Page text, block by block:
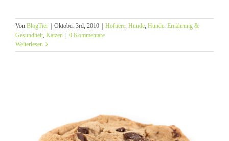
Von BlogTier Oktober 3rd, 2010 Hoftiere, Hunde, Hunde: Ernährung &
Gesundheit, Katzen
0 Kommentare
Weiterlesen